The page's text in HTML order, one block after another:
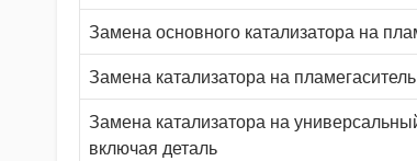
Замена основного катализатора на
Замена катализатора на пламегаситель
Замена катализатора на
включая деталь